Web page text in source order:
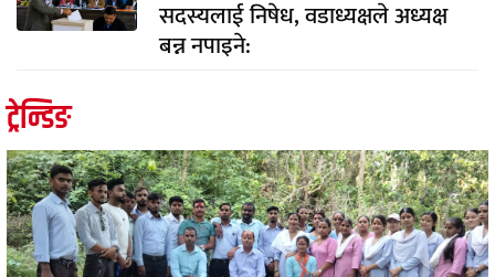
सदस्यलाई निषेध, वडाध्यक्षले अध्यक्ष
बन्न नपाइने:
ट्रेन्डिङ